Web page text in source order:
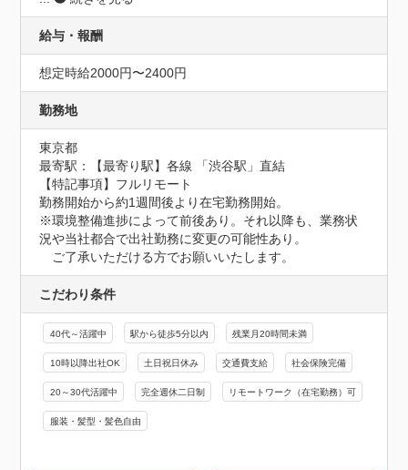
給与・報酬
想定時給2000円〜2400円
勤務地
東京都
最寄駅：【最寄り駅】各線 「渋谷駅」直結
【特記事項】フルリモート
勤務開始から約1週間後より在宅勤務開始。
※環境整備進捗によって前後あり。それ以降も、業務状
況や当社都合で出社勤務に変更の可能性あり。
ご了承いただける方でお願いいたします。
こだわり条件
40代～活躍中 駅から徒歩5分以内 残業月20時間未満
10時以降出社OK 土日祝日休み 交通費支給 社会保険完備
20～30代活躍中 完全週休二日制 リモートワーク（在宅勤務）可
服装・髪型・髪色自由